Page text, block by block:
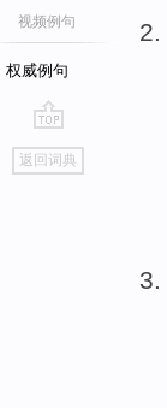
视频例句
权威例句
go
top
返回词典